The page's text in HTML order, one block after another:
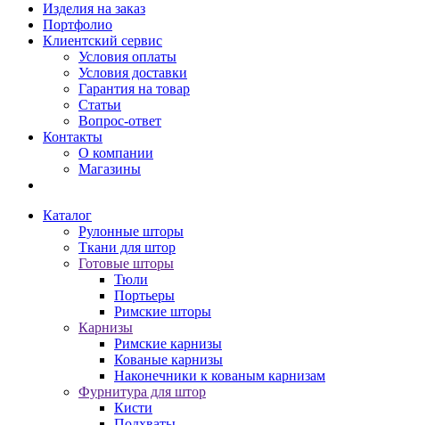
Изделия на заказ
Портфолио
Клиентский сервис
Условия оплаты
Условия доставки
Гарантия на товар
Статьи
Вопрос-ответ
Контакты
О компании
Магазины
Каталог
Рулонные шторы
Ткани для штор
Готовые шторы
Тюли
Портьеры
Римские шторы
Карнизы
Римские карнизы
Кованые карнизы
Наконечники к кованым карнизам
Фурнитура для штор
Кисти